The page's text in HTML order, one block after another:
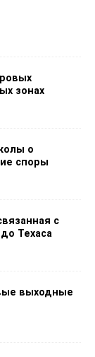
зонах
о
споры
с
Техаса
выходные